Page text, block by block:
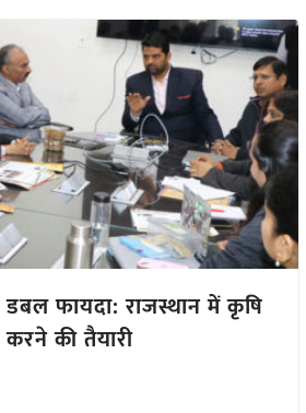
डबल फायदा: राजस्थान में कृषि
की तैयारी